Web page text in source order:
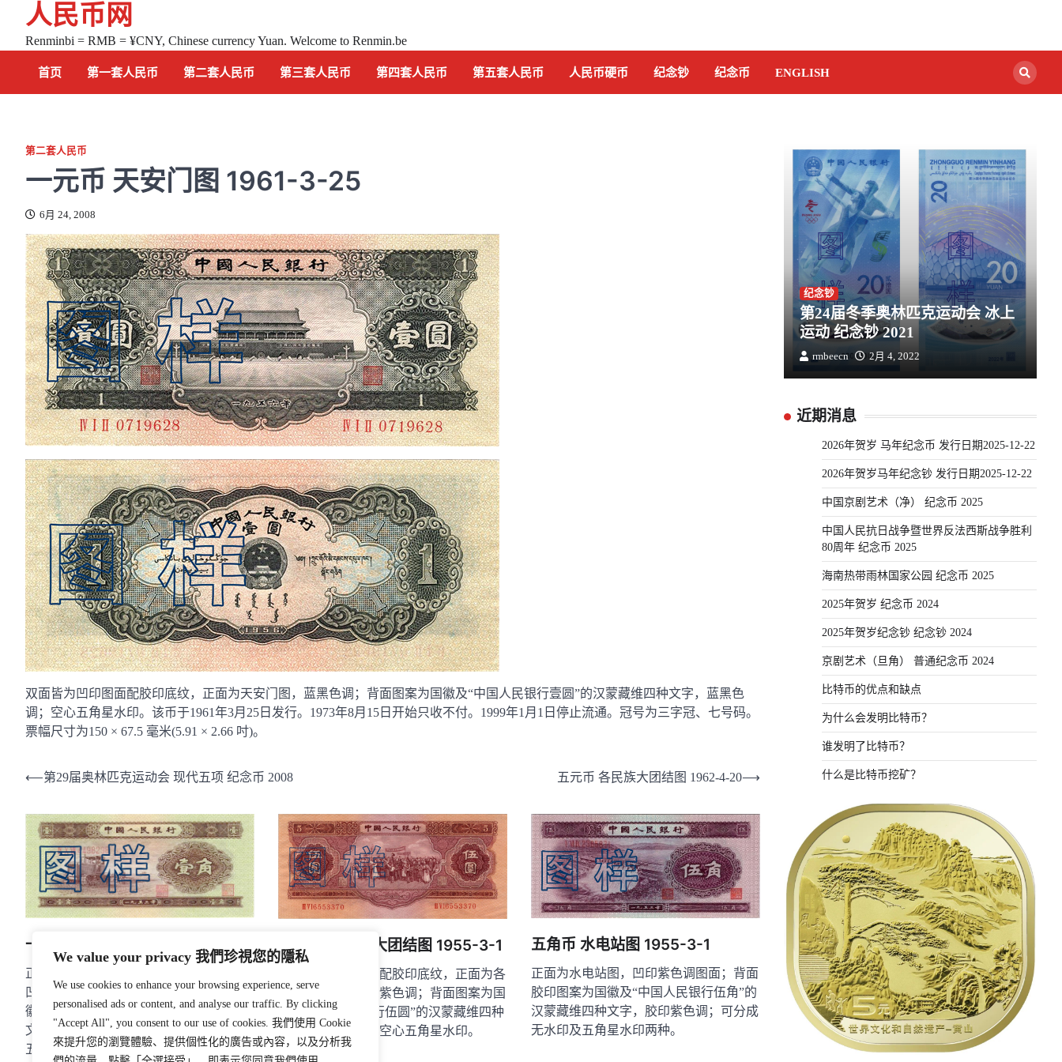
We value your privacy 我們珍視您的隱私
We use cookies to enhance your browsing experience, serve
personalised ads or content, and analyse our traffic. By clicking
"Accept All", you consent to our use of cookies. 我們使用 Cookie
來提升您的瀏覽體驗、提供個性化的廣告或內容，以及分析我
content
人民币网
Renminbi = RMB = ¥CNY, Chinese currency Yuan. Welcome to Renmin.be
首页 第一套人民币 第二套人民币 第三套人民币 第四套人民币 第五套人民币 人民币硬币 纪念钞 纪念币 ENGLISH
第二套人民币
一元币 天安门图 1961-3-25
6月 24, 2008
双面皆为凹印图面配胶印底纹，正面为天安门图，蓝黑色调；背面图案为国徽及“中国人民银行壹圆”的汉蒙藏维四种文字，蓝黑色
调；空心五角星水印。该币于1961年3月25日发行。1973年8月15日开始只收不付。1999年1月1日停止流通。冠号为三字冠、七号码。
票幅尺寸为150 × 67.5 毫米(5.91 × 2.66 吋)。
文
导
航
⟵第29届奥林匹克运动会 现代五项 纪念币 2008 五元币 各民族大团结图 1962-4-20⟶
一角币 拖拉机图 1955-3-1
正面为拖拉机图，胶印浅草绿底，底纹，
凹印棕、黄色调图面；背面胶印图案为国
徽及“中国人民银行壹角”的汉蒙藏维四种
文字，胶印浅草绿底，棕、黄色调；空心
五角星水印。
五元币 各民族大团结图 1955-3-1
双面皆为凹印图面配胶印底纹，正面为各
民族大团结图，酱紫色调；背面图案为国
徽及“中国人民银行伍圆”的汉蒙藏维四种
文字，酱紫色调；空心五角星水印。
五角币 水电站图 1955-3-1
正面为水电站图，凹印紫色调图面；背面
胶印图案为国徽及“中国人民银行伍角”的
汉蒙藏维四种文字，胶印紫色调；可分成
无水印及五角星水印两种。
纪念钞
第24届冬季奥林匹克运动会 冰上
运动 纪念钞 2021
rmbeecn 2月 4, 2022
近期消息
2026年贺岁 马年纪念币 发行日期2025-12-22
2026年贺岁马年纪念钞 发行日期2025-12-22
中国京剧艺术（净） 纪念币 2025
中国人民抗日战争暨世界反法西斯战争胜利
80周年 纪念币 2025
海南热带雨林国家公园 纪念币 2025
2025年贺岁 纪念币 2024
2025年贺岁纪念钞 纪念钞 2024
京剧艺术（旦角） 普通纪念币 2024
比特币的优点和缺点
为什么会发明比特币？
谁发明了比特币？
什么是比特币挖矿？